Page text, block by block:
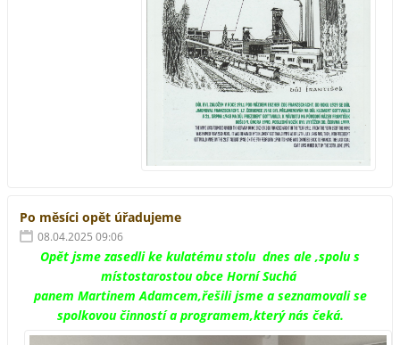
Po měsíci opět úřadujeme
08.04.2025 09:06
Opět jsme zasedli ke kulatému stolu dnes ale ,spolu s
místostarostou obce Horní Suchá
panem Martinem Adamcem,řešili jsme a seznamovali se
spolkovou činností a programem,který nás čeká.